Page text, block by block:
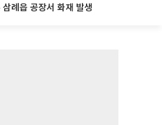
례읍 공장서 화재 발생